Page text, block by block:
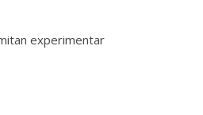
experimentar